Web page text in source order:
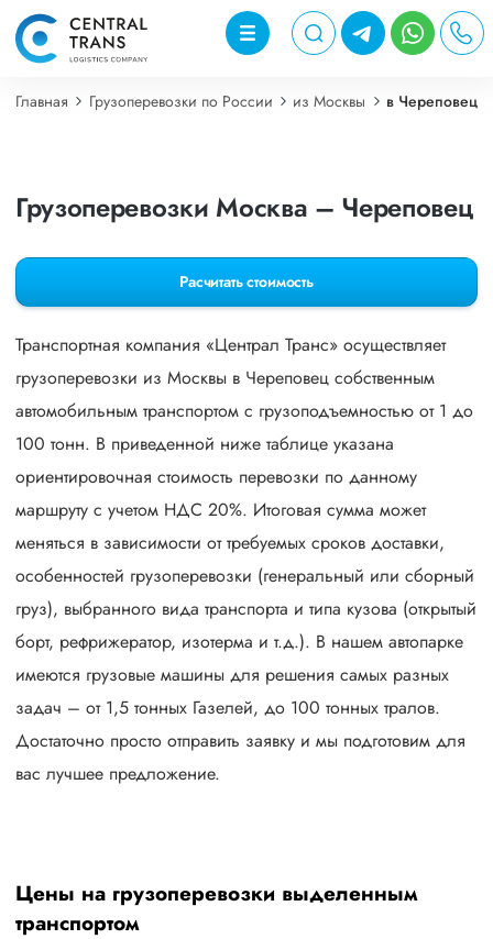
Главная Грузоперевозки по России из Москвы в Череповец
Грузоперевозки Москва – Череповец
Расчитать стоимость
Транспортная компания «Централ Транс» осуществляет
грузоперевозки из Москвы в Череповец собственным
автомобильным транспортом с грузоподъемностью от 1 до
100 тонн. В приведенной ниже таблице указана
ориентировочная стоимость перевозки по данному
маршруту с учетом НДС 20%. Итоговая сумма может
меняться в зависимости от требуемых сроков доставки,
особенностей грузоперевозки (генеральный или сборный
груз), выбранного вида транспорта и типа кузова (открытый
борт, рефрижератор, изотерма и т.д.). В нашем автопарке
имеются грузовые машины для решения самых разных
задач – от 1,5 тонных Газелей, до 100 тонных тралов.
Достаточно просто отправить заявку и мы подготовим для
вас лучшее предложение.
Цены на грузоперевозки выделенным
транспортом